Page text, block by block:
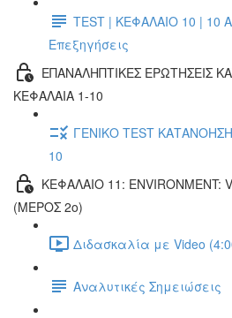
TEST | ΚΕΦΑΛΑΙΟ 10 | 10
Επεξηγήσεις
ΕΠΑΝΑΛΗΠΤΙΚΕΣ ΕΡΩΤΗΣΕΙΣ
ΚΕΦΑΛΑΙΑ 1-10
ΓΕΝΙΚΟ TEST
10
ΚΕΦΑΛΑΙΟ 11: ENVIRONMENT:
(ΜΕΡΟΣ 2ο)
Διδασκαλία με Video
Αναλυτικές Σημειώσεις